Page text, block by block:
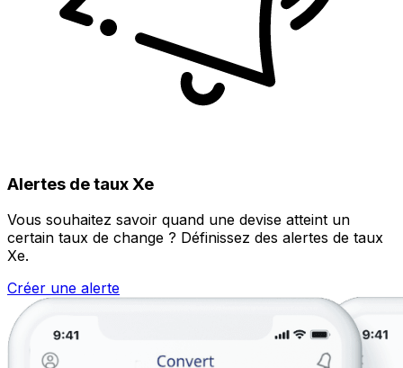
Alertes de taux Xe
Vous souhaitez savoir quand une devise atteint un
certain taux de change ? Définissez des alertes de taux
Xe.
Créer une alerte